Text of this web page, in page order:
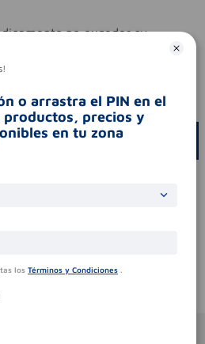
exceder su
0017137-r1
COMENTARIO
para escribir un comentario
o arrastra el PIN en el
productos, precios y
en tu zona
los Términos y Condiciones .